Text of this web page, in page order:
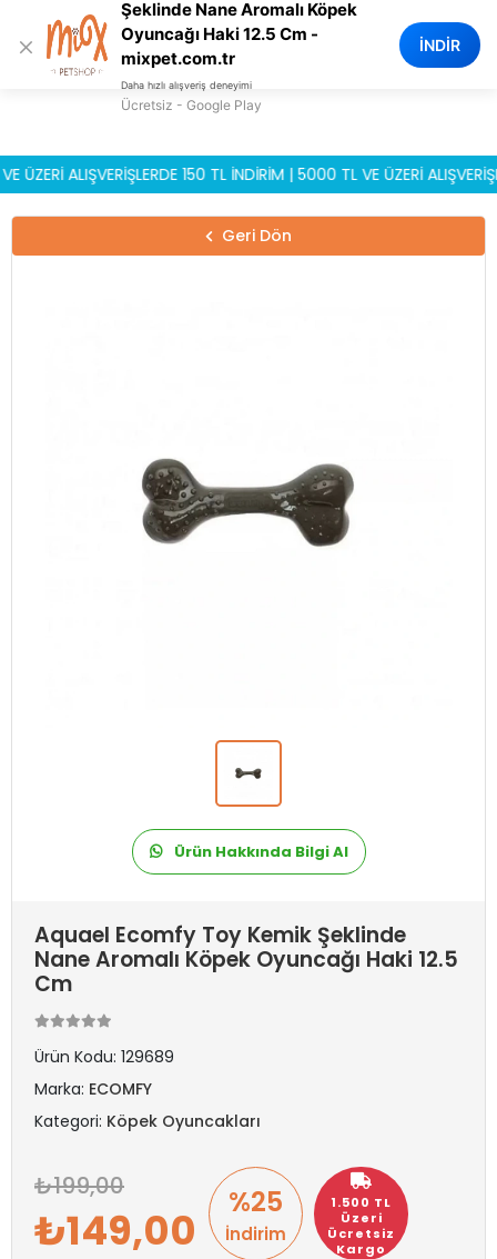
ALIŞVERİŞLERDE 150 TL İNDİRİM | 5000 TL VE ÜZERİ
0
Geri Dön
Ürün Hakkında Bilgi Al
Aquael Ecomfy Toy Kemik Şeklinde
Nane Aromalı Köpek Oyuncağı Haki 12.5
Cm
Ürün Kodu: 129689
Marka: ECOMFY
Kategori: Köpek Oyuncakları
1.500 TL
Üzeri
Ücretsiz
Kargo
%25
İndirim
199,00
149,00
×
Şeklinde Nane Aromalı Köpek
Oyuncağı Haki 12.5 Cm -
mixpet.com.tr
Daha hızlı alışveriş deneyimi
Ücretsiz - Google Play
İNDİR